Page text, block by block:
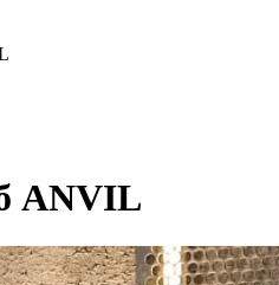
ANVIL